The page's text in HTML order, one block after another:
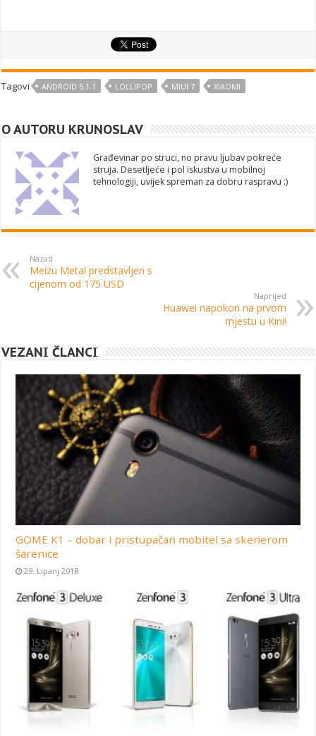
Tagovi ANDROID 5.1.1 LOLLIPOP MIUI 7 XIAOMI
O AUTORU KRUNOSLAV
Građevinar po struci, no pravu ljubav pokreće
struja. Desetljeće i pol iskustva u mobilnoj
tehnologiji, uvijek spreman za dobru raspravu :)
Nazad
Meizu Metal predstavljen s
cijenom od 175 USD
Naprijed
Huawei napokon na prvom
mjestu u Kini!
VEZANI ČLANCI
GOME K1 – dobar i pristupačan mobitel sa skenerom
šarenice
29. Lipanj 2018